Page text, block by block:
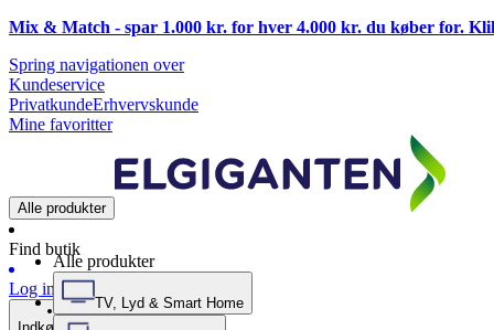
Mix & Match - spar 1.000 kr. for hver 4.000 kr. du køber for.
Spring navigationen over
Kundeservice
PrivatkundeErhvervskunde
Mine favoritter
Alle produkter
Find butik
Log ind
Alle produkter
TV, Lyd & Smart Home